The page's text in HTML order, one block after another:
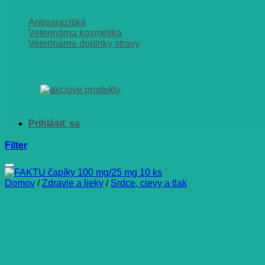
Antiparazitiká
Veterinárna kozmetika
Veterinárne doplnky stravy
Filter
Domov / Zdravie a lieky / Srdce, cievy a tlak